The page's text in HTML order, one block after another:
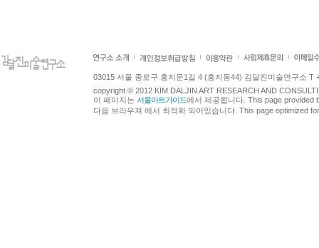
03015 서울 종로구 홍지문1길 4 (홍지동44) 김달진미술연구소 T
copyright © 2012 KIM DALJIN ART RESEARCH AND
이 페이지는 서울아트가이드에서 제공됩니다. This page provided
다음 브라우져 에서 최적화 되어있습니다. This page optimized